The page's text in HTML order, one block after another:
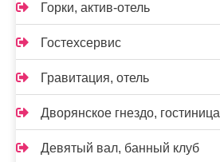
Горки, актив-отель
Гостехсервис
Гравитация, отель
Дворянское гнездо, гостиница
Девятый вал, банный клуб